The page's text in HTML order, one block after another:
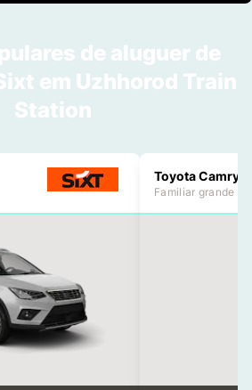
de aluguer de
em Uzhhorod Train
Station
Toyota Camry
Familiar grande